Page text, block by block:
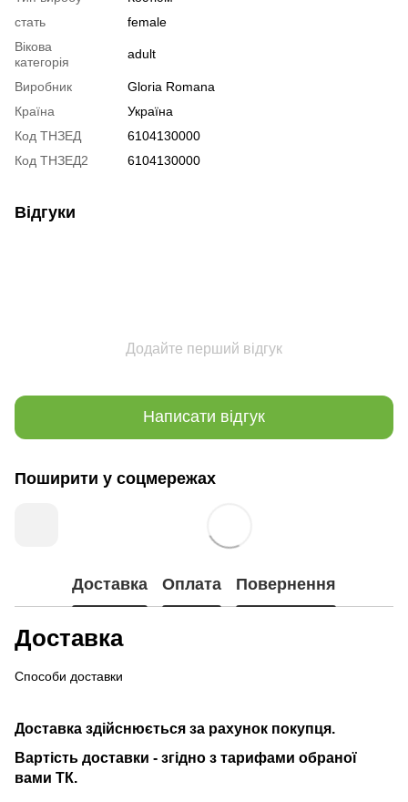
стать
female
Вікова
категорія
adult
Виробник
Gloria Romana
Країна
Україна
Код ТНЗЕД
6104130000
Код ТНЗЕД2
6104130000
Відгуки
Додайте перший відгук
Написати відгук
Поширити у соцмережах
Доставка Оплата Повернення
Доставка
Способи доставки
Доставка здійснюється за рахунок покупця.
Вартість доставки - згідно з тарифами обраної
вами ТК.